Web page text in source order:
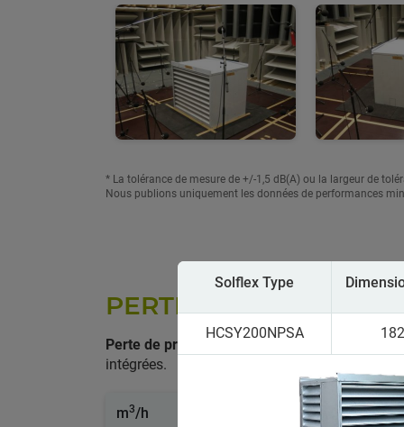
Solflex Type
HCSY200NPSA
* La tolérance de mesure de +/-1,5 dB(A) ou la largeur de
Nous publions uniquement les données de performances
PERTE DE PRESSION
Perte de pression la plus faible
intégrées.
m3/h 1500